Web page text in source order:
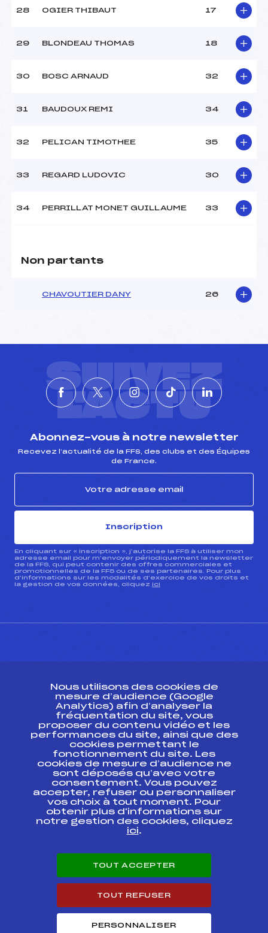
28 OGIER THIBAUT 17
29 BLONDEAU THOMAS 18
30 BOSC ARNAUD 32
31 BAUDOUX REMI 34
32 PELICAN TIMOTHEE 35
33 REGARD LUDOVIC 30
34 PERRILLAT MONET GUILLAUME 33
Non partants
CHAVOUTIER DANY 26
SUIVEZ
L'ACTU
Abonnez-vous à notre newsletter
Recevez l’actualité de la FFS, des clubs et des Équipes
de France.
Inscription
En cliquant sur « inscription », j’autorise la FFS à utiliser mon
adresse email pour m’envoyer périodiquement la newsletter
de la FFS, qui peut contenir des offres commerciales et
promotionnelles de la FFS ou de ses partenaires. Pour plus
d’informations sur les modalités d’exercice de vos droits et
la gestion de vos données, cliquez ici
Ressources
Pass’Neige
Projet sportif fédéral
Projet de performance fédéral
Antidopage
Pôle Développement, Formation, Suivi
Scientifique
Listes ministérielles
Pôle vie de l’athlète
Enseignement professionnel
Carrières
Nous utilisons des cookies de
mesure d’audience (Google
Analytics) afin d’analyser la
fréquentation du site, vous
proposer du contenu vidéo et les
performances du site, ainsi que des
cookies permettant le
fonctionnement du site. Les
cookies de mesure d’audience ne
sont déposés qu’avec votre
consentement. Vous pouvez
accepter, refuser ou personnaliser
vos choix à tout moment. Pour
obtenir plus d'informations sur
notre gestion des cookies, cliquez
ici.
TOUT ACCEPTER
TOUT REFUSER
PERSONNALISER